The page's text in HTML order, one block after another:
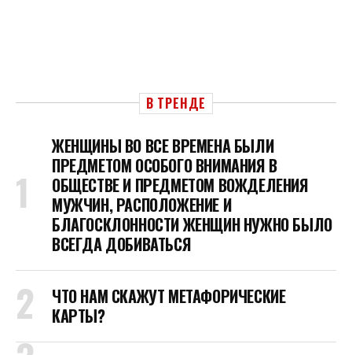
В ТРЕНДЕ
ЖЕНЩИНЫ ВО ВСЕ ВРЕМЕНА БЫЛИ
ПРЕДМЕТОМ ОСОБОГО ВНИМАНИЯ В
ОБЩЕСТВЕ И ПРЕДМЕТОМ ВОЖДЕЛЕНИЯ
МУЖЧИН, РАСПОЛОЖЕНИЕ И
БЛАГОСКЛОННОСТИ ЖЕНЩИН НУЖНО БЫЛО
ВСЕГДА ДОБИВАТЬСЯ
ЧТО НАМ СКАЖУТ МЕТАФОРИЧЕСКИЕ
КАРТЫ?